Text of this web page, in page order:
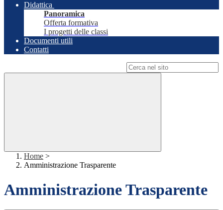
Didattica
Panoramica
Offerta formativa
I progetti delle classi
Documenti utili
Contatti
Home >
Amministrazione Trasparente
Amministrazione Trasparente